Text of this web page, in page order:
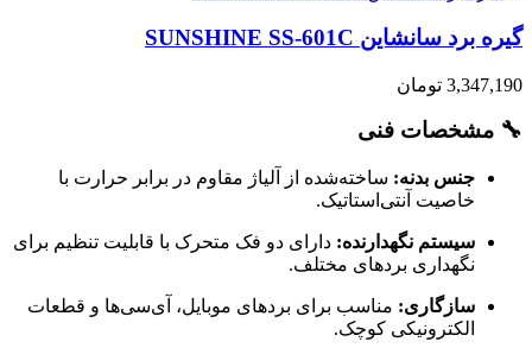
گیره برد سانشاین SUNSHINE SS-601C
3,347,190 تومان
🔧 مشخصات فنی
جنس بدنه: ساخته‌شده از آلیاژ مقاوم در برابر حرارت با
خاصیت آنتی‌استاتیک.
سیستم نگهدارنده: دارای دو فک متحرک با قابلیت تنظیم برای
نگهداری بردهای مختلف.
سازگاری: مناسب برای بردهای موبایل، آی‌سی‌ها و قطعات
الکترونیکی کوچک.